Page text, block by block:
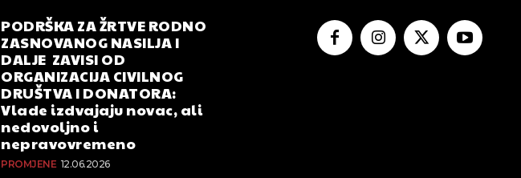
PODRŠKA ZA ŽRTVE RODNO
ZASNOVANOG NASILJA I
DALJE ZAVISI OD
ORGANIZACIJA CIVILNOG
DRUŠTVA I DONATORA:
Vlade izdvajaju novac, ali
nedovoljno i
nepravovremeno
PROMJENE 12.06.2026